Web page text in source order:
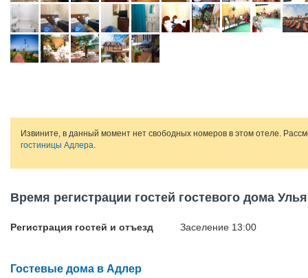
Извините, в данный момент нет свободных номеров в этом отеле.
гостиницы Адлера.
Время регистрации гостей гостевого дома
Регистрация гостей и отъезд Заселение 13:00
Гостевые дома в Адлер